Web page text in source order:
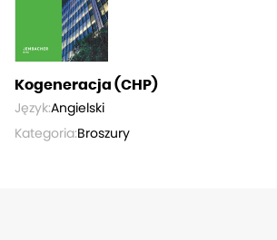
Kogeneracja (CHP)
Język:Angielski
Kategoria:Broszury